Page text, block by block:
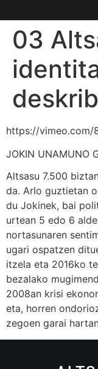
03
https://vimeo.com/
JOKIN UNAMUNO
Altsasu 7.500
da. Arlo guztietan
du Jokinek, bai
urtean 5 edo 6
nortasunaren
ugari ospatzen
itzela eta 2016ko
bezalako
2008an krisi
eta, horren
zegoen garai